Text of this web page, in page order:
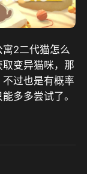
2二代猫怎么
变异猫咪，那
过也是有概率
多多尝试了。